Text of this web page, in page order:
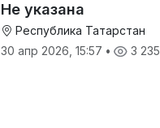
Не указана
Республика Татарстан
30 апр 2026, 15:57 • 3 235